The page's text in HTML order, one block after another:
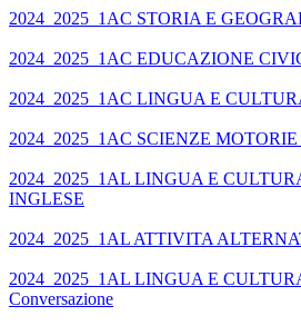
2024_2025_1AC STORIA E
2024_2025_1AC EDUCAZIONE
2024_2025_1AC LINGUA E
2024_2025_1AC SCIENZE
2024_2025_1AL LINGUA E
INGLESE
2024_2025_1AL ATTIVITA
2024_2025_1AL LINGUA E
Conversazione